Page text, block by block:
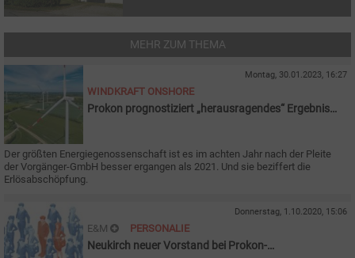
MEHR ZUM THEMA
Montag, 30.01.2023, 16:27
WINDKRAFT ONSHORE
Prokon prognostiziert „herausragendes“ Ergebnis
Der größten Energiegenossenschaft ist es im achten Jahr nach der Pleite
der Vorgänger-GmbH besser ergangen als 2021. Und sie beziffert die
Erlösabschöpfung.
Donnerstag, 1.10.2020, 15:06
E&M PERSONALIE
Neukirch neuer Vorstand bei Prokon-